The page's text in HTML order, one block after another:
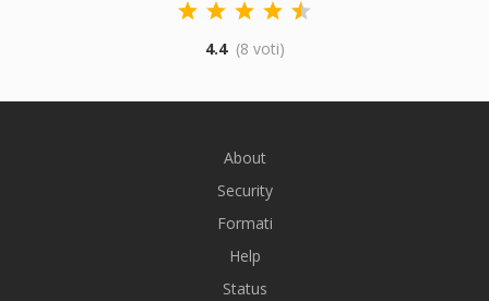
4.4 (8 voti)
About
Security
Formati
Help
Status